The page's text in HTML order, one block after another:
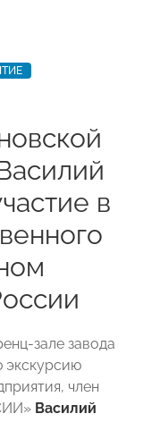
в
зале завода
экскурсию
член
Василий